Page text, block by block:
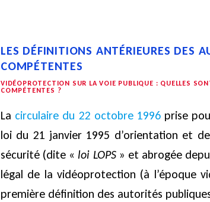
LES DÉFINITIONS ANTÉRIEURES DES
COMPÉTENTES
VIDÉOPROTECTION SUR LA VOIE PUBLIQUE : QUELLES
COMPÉTENTES ?
La circulaire du 22 octobre 1996prise
loi du 21 janvier 1995 d’orientation et
sécurité (dite « loi LOPS» et abrogée
légal de la vidéoprotection (à l’époque
première définition des autorités